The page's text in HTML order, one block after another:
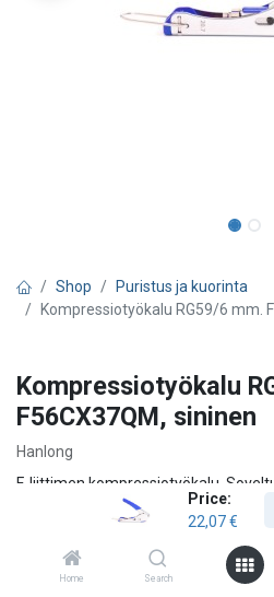
Price:
22,07€
Home Search
Shop
Puristus ja kuorinta
Kompressiotyökalu RG59/6 mm.
Kompressiotyökalu
F56CX37QM, sininen
Hanlong
F-liittimen kompressiotyökalu.
Liittimen pituus kompression
Cabelcon liittimet Tellu13 / RG6
PPX liittimet Tellu13 / RG6